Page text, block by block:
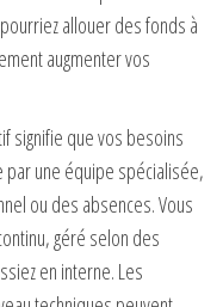
allouer des fonds à
augmenter vos
signifie que vos besoins
une équipe spécialisée,
ou des absences. Vous
géré selon des
en interne. Les